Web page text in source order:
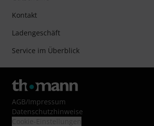
Kontakt
Ladengeschäft
Service im Überblick
AGB/Impressum
Datenschutzhinweise